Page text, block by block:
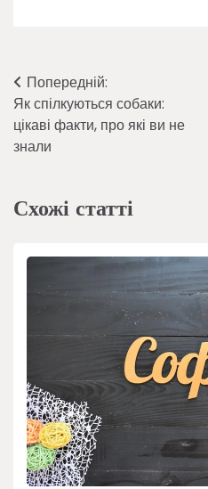
Навігація
записів
Попередній:
Як спілкуються собаки:
цікаві факти, про які ви не
знали
Схожі статті